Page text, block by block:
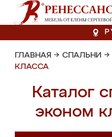
ГЛАВНАЯ → СПАЛЬНИ →
КЛАССА
Каталог
эконом